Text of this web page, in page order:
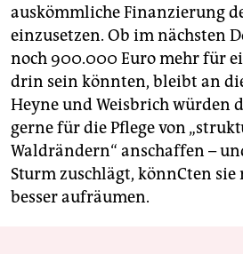
auskömmliche Finanzierung
einzusetzen. Ob im nächsten
noch 900.000 Euro mehr für
drin sein könnten, bleibt an
Heyne und Weisbrich würden
gerne für die Pflege von
Waldrändern“ anschaffen –
Sturm zuschlägt, könnCten
besser aufräumen.